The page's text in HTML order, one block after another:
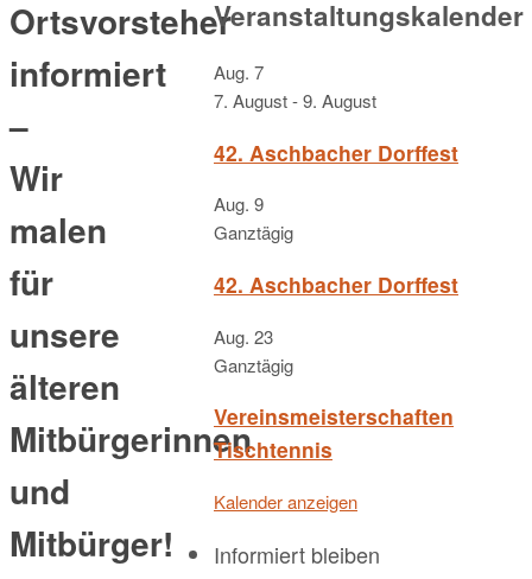
Ortsvorsteher
informiert
–
Wir
malen
für
unsere
älteren
Mitbürgerinnen
und
Mitbürger!
Veranstaltungskalender
Aug. 7
7. August-9. August
42. Aschbacher Dorffest
Aug. 9
Ganztägig
42. Aschbacher Dorffest
Aug. 23
Ganztägig
Vereinsmeisterschaften
Tischtennis
Kalender anzeigen
Informiert bleiben